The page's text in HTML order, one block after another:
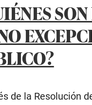
de la Resolución